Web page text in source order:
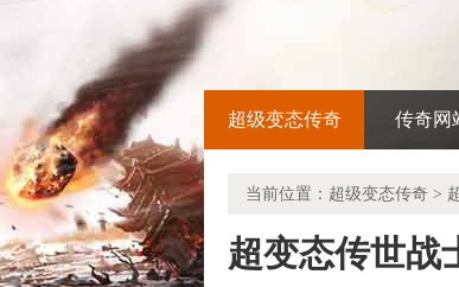
超级变态传奇 传奇网
当前位置： 超级变态传奇 >
超变态传世战